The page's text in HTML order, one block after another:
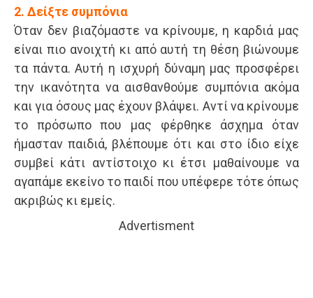
2. Δείξτε συμπόνια
Όταν δεν βιαζόμαστε να κρίνουμε, η καρδιά μας
είναι πιο ανοιχτή κι από αυτή τη θέση βιώνουμε
τα πάντα. Αυτή η ισχυρή δύναμη μας προσφέρει
την ικανότητα να αισθανθούμε συμπόνια ακόμα
και για όσους μας έχουν βλάψει. Αντί να κρίνουμε
το πρόσωπο που μας φέρθηκε άσχημα όταν
ήμασταν παιδιά, βλέπουμε ότι και στο ίδιο είχε
συμβεί κάτι αντίστοιχο κι έτσι μαθαίνουμε να
αγαπάμε εκείνο το παιδί που υπέφερε τότε όπως
ακριβώς κι εμείς.
Advertisment